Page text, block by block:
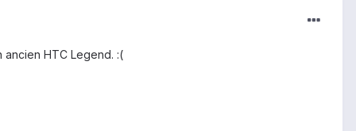
ancien HTC Legend. :(